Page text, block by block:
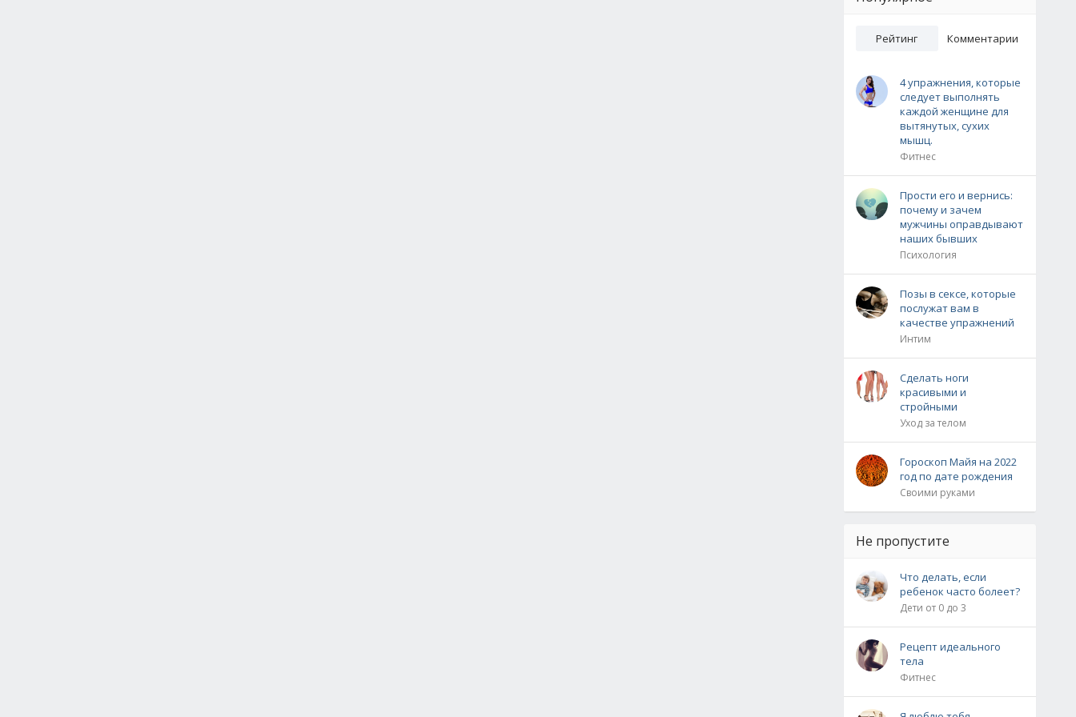
Рейтинг Комментарии
4 упражнения, которые
следует выполнять
каждой женщине для
вытянутых, сухих
мышц.
Фитнес
Прости его и вернись:
почему и зачем
мужчины оправдывают
наших бывших
Психология
Позы в сексе, которые
послужат вам в
качестве упражнений
Интим
Сделать ноги
красивыми и
стройными
Уход за телом
Гороскоп Майя на 2022
год по дате рождения
Своими руками
Не пропустите
Что делать, если
ребенок часто болеет?
Дети от 0 до 3
Рецепт идеального
тела
Фитнес